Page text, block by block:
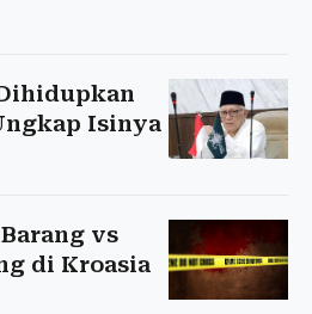
Isinya
vs
di Kroasia